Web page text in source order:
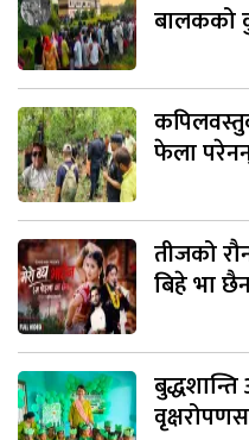
बालकको
फेला
तीजको
बिहे भा